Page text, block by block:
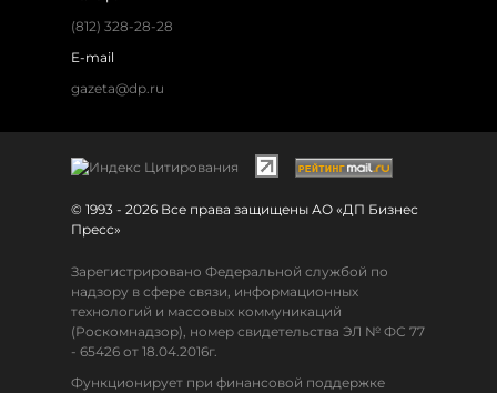
(812) 328-28-28
E-mail
gazeta@dp.ru
© 1993 - 2026 Все права защищены АО «ДП Бизнес
Пресс»
Зарегистрировано Федеральной службой по
надзору в сфере связи, информационных
технологий и массовых коммуникаций
(Роскомнадзор), номер свидетельства ЭЛ № ФС 77
- 65426 от 18.04.2016г.
Функционирует при финансовой поддержке